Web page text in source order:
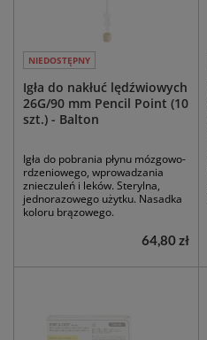
NIEDOSTĘPNY
Igła do nakłuć lędźwiowych
26G/90 mm Pencil Point (10
szt.) - Balton
Igła do pobrania płynu mózgowo-
rdzeniowego, wprowadzania
znieczuleń i leków. Sterylna,
jednorazowego użytku. Nasadka
koloru brązowego.
64,80 zł